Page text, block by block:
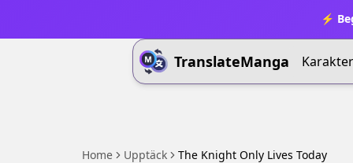
⚡
TranslateManga
Home Upptäck The Knight Only Lives Today